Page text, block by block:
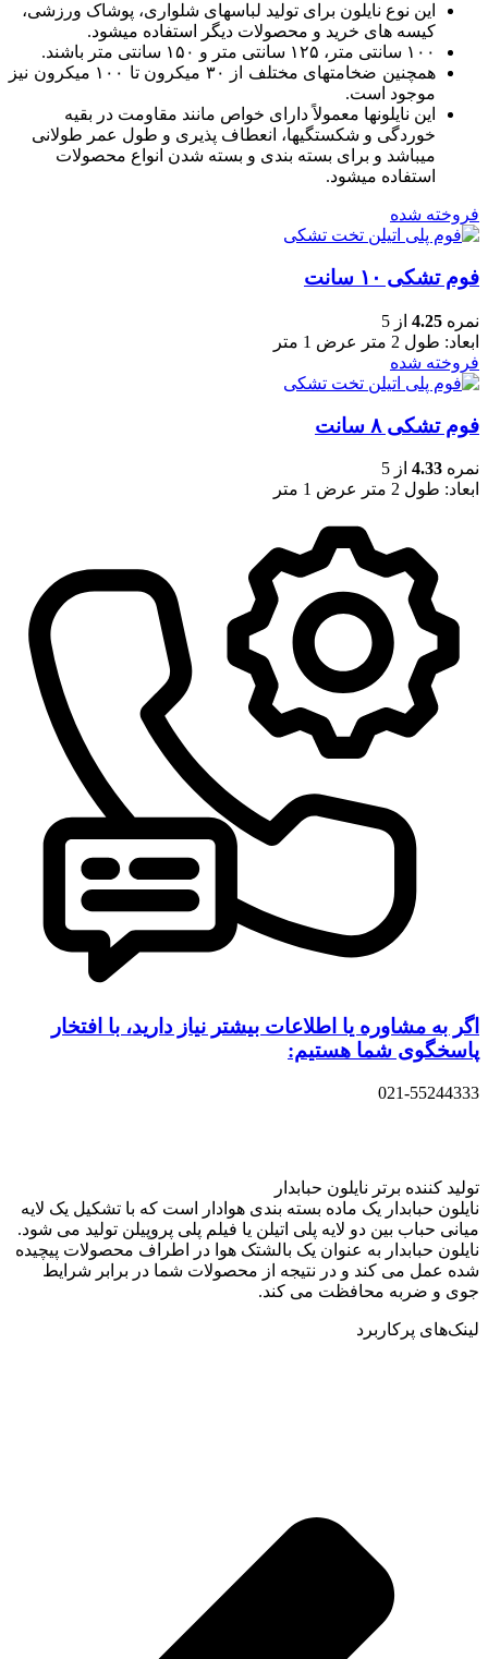
این نوع نایلون برای تولید لباسهای شلواری، پوشاک ورزشی،
کیسه های خرید و محصولات دیگر استفاده میشود.
۱۰۰ سانتی متر، ۱۲۵ سانتی متر و ۱۵۰ سانتی متر باشند.
همچنین ضخامتهای مختلف از ۳۰ میکرون تا ۱۰۰ میکرون نیز
موجود است.
این نایلونها معمولاً دارای خواص مانند مقاومت در بقیه
خوردگی و شکستگیها، انعطاف پذیری و طول عمر طولانی
میباشد و برای بسته بندی و بسته شدن انواع محصولات
استفاده میشود.
فروخته شده
فوم تشکی ۱۰ سانت
نمره 4.25 از 5
ابعاد: طول 2 متر عرض 1 متر
فروخته شده
فوم تشکی ۸ سانت
نمره 4.33 از 5
ابعاد: طول 2 متر عرض 1 متر
اگر به مشاوره یا اطلاعات بیشتر نیاز دارید، با افتخار
پاسخگوی شما هستیم:
021-55244333
تولید کننده برتر نایلون حبابدار
نایلون حبابدار یک ماده بسته بندی هوادار است که با تشکیل یک لایه
میانی حباب بین دو لایه پلی اتیلن یا فیلم پلی پروپیلن تولید می شود.
نایلون حبابدار به عنوان یک بالشتک هوا در اطراف محصولات پیچیده
شده عمل می کند و در نتیجه از محصولات شما در برابر شرایط
جوی و ضربه محافظت می کند.
لینک‌های پرکاربرد